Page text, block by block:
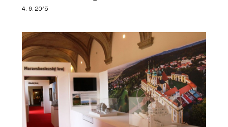
PRODUKTY
Obkladové pásky - Cihelna Kadaň
4. 9. 2015